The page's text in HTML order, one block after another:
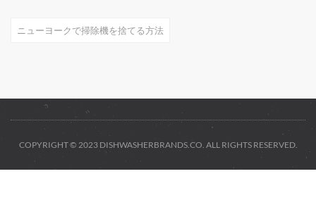
ニューヨークで掃除機を捨てる方法
COPYRIGHT © 2023 DISHWASHERBRANDS.CO. ALL RIGHTS RESERVED.